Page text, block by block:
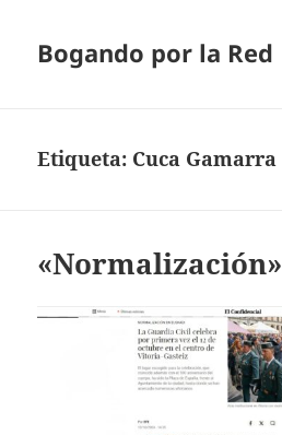
Bogando por la Red
Etiqueta: Cuca Gamarra
«Normalización»